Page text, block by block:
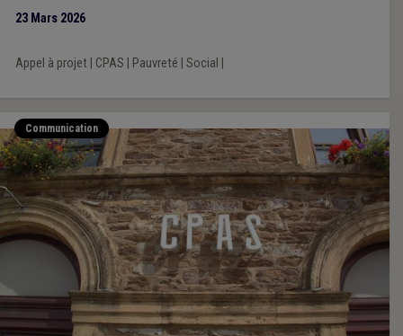
23 Mars 2026
Appel à projet| CPAS Pauvreté Social
Communication